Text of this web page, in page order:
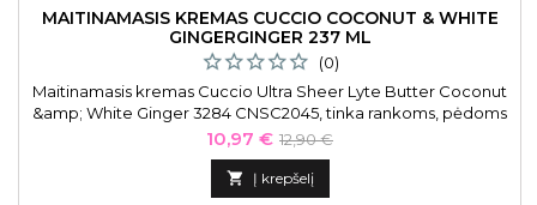
MAITINAMASIS KREMAS CUCCIO COCONUT & WHITE
GINGERGINGER 237 ML
(0)
Maitinamasis kremas Cuccio Ultra Sheer Lyte Butter Coconut
&amp; White Ginger 3284 CNSC2045, tinka rankoms, pėdoms
ir kūnui, 237 ml
Kaina
10,97 € Bazinė
kaina
12,90 €
 Į krepšelį